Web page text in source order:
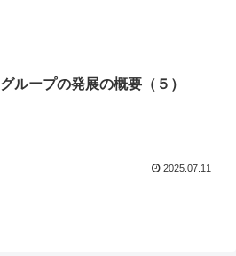
グループの発展の概要（５）
2025.07.11